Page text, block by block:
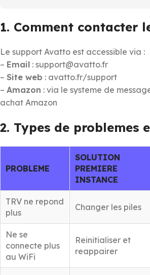
1. Comment contacter
Le support Avatto est accessible via :
– Email : support@avatto.fr
– Site web : avatto.fr/support
– Amazon : via le systeme de
achat Amazon
2. Types de problemes
PROBLEME
SOLUTION
PREMIERE
INSTANCE
TRV ne repond
plus
Changer les piles
Ne se
connecte plus
au WiFi
Reinitialiser et
reappairer